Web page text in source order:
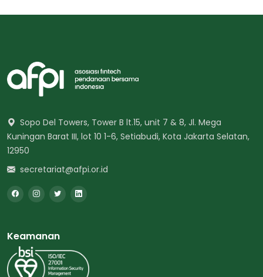
Sopo Del Towers, Tower B lt.15, unit 7 & 8, Jl. Mega
Kuningan Barat III, lot 10 1-6, Setiabudi, Kota Jakarta Selatan,
12950
secretariat@afpi.or.id
Keamanan